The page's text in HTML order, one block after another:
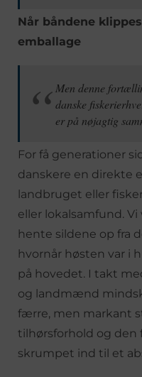
Når båndene
emballage
Men denne
danske
er på nøjagtig
For få generationer
danskere en direkte
landbruget eller
eller lokalsamfund.
hente sildene op fra
hvornår høsten var i
på hovedet. I takt
og landmænd
færre, men markant
tilhørsforhold og den
skrumpet ind til et